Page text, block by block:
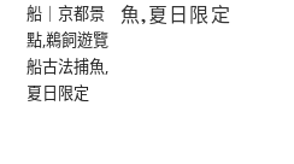
魚,夏日限定